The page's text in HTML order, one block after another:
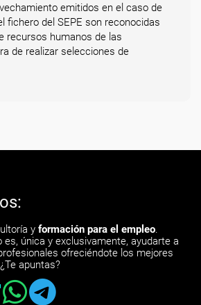
emitidos en el caso de
fichero del SEPE son reconocidas
recursos humanos de las
de realizar selecciones de
y formación para el empleo.
es, única y exclusivamente, ayudarte a
ofreciéndote los mejores
apuntas?